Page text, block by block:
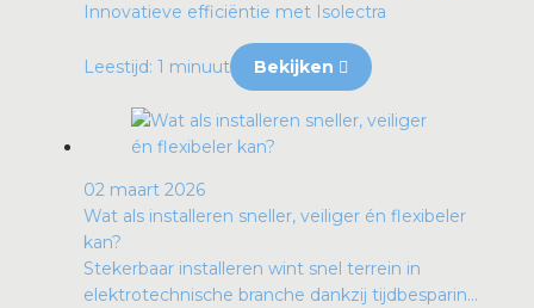
Innovatieve efficiëntie met Isolectra
Leestijd: 1 minuut Bekijken
02 maart 2026
Wat als installeren sneller, veiliger én flexibeler
kan?
Stekerbaar installeren wint snel terrein in
elektrotechnische branche dankzij tijdbesparin...